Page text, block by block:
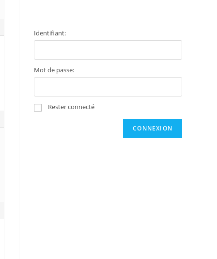
Identifiant:
Mot de passe:
Rester connecté
CONNEXION